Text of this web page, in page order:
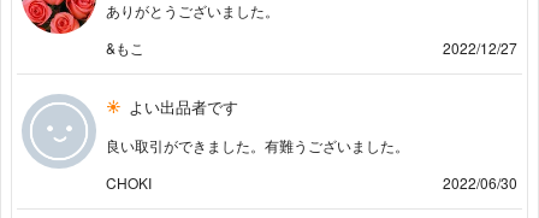
ありがとうございました。
&もこ
2022/12/27
よい出品者です
良い取引ができました。有難うございました。
CHOKI
2022/06/30